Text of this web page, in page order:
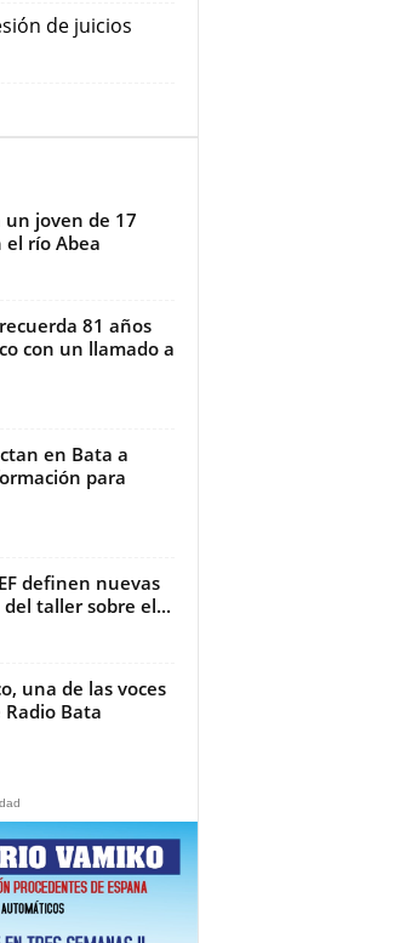
de juicios
joven de 17
el río Abea
81 años
con un llamado a
en Bata a
para
definen nuevas
taller sobre el...
una de las voces
Bata